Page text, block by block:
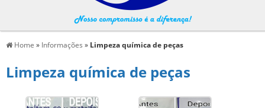
Home » Informações » Limpeza química de peças
Limpeza química de peças